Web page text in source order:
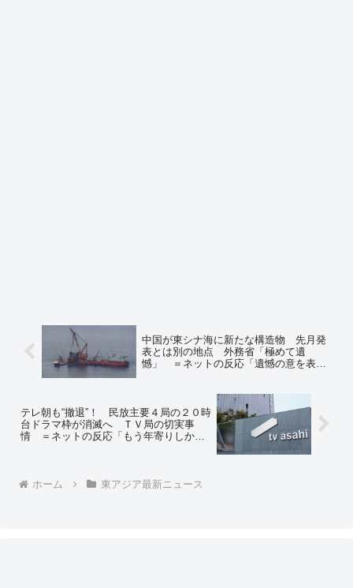
中国が東シナ海に新たな構造物 先月発
表とは別の地点 外務省「極めて遺
憾」 ＝ネットの反応「遺憾の意を表明
テレ朝も“撤退”！ 民放主要４局の２０時
台ドラマ枠が消滅へ ＴＶ局の切実事
情 ＝ネットの反応「もう年寄りしか見
ホーム 東アジア最新ニュース